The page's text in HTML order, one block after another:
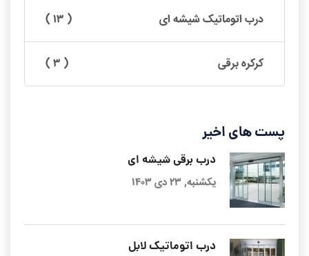
درب اتوماتیک شیشه ای ( ۱۳ )
کرکره برقی ( ۳ )
پست های اخیر
درب برقی شیشه ای
یکشنبه, ۲۳ دی ۱۴۰۳
درب اتوماتیک لابل